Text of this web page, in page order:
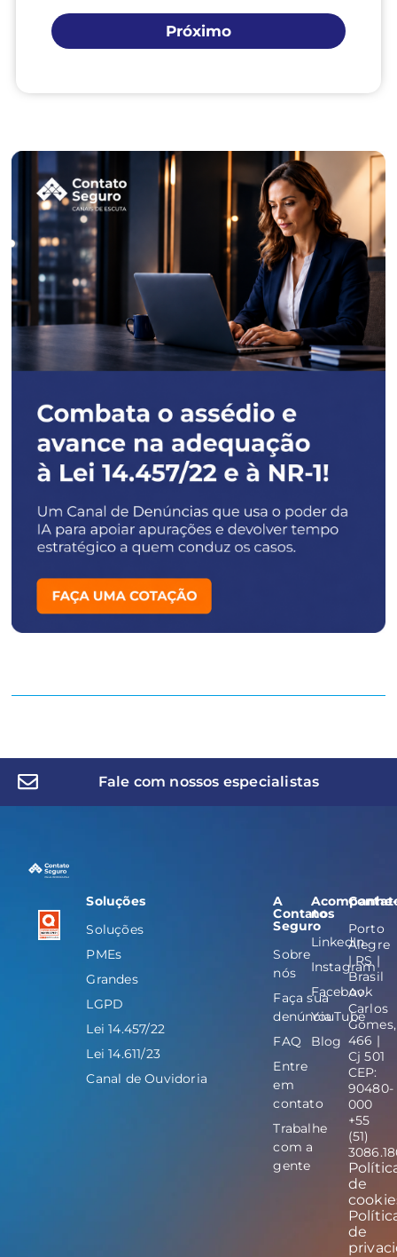
Próximo
Fale com nossos especialistas
Soluções
Soluções
PMEs
Grandes
LGPD
Lei 14.457/22
Lei 14.611/23
Canal de Ouvidoria
A
Contato
Seguro
Sobre
nós
Faça sua
denúncia
FAQ
Entre
em
contato
Trabalhe
com a
gente
Acompanhe-
nos
LinkedIn
Instagram
Facebook
YouTube
Blog
Porto
Alegre
| RS |
Brasil
Av.
Carlos
Gomes,
466 |
Cj 501
CEP:
90480-
000
+55
(51)
de
de